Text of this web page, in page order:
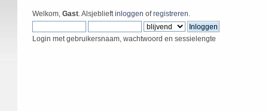
Welkom, Gast. Alsjeblieftinloggen ofregistreren.
Login met gebruikersnaam, wachtwoord en sessielengte